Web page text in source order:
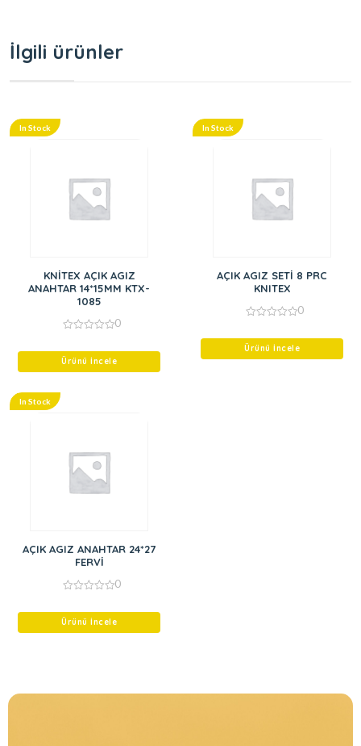
İlgili ürünler
In Stock
KNİTEX AÇIK AGIZ
ANAHTAR 14*15MM KTX-
1085
of
0
Ürünü İncele
In Stock
AÇIK AGIZ SETİ 8 PRC
KNITEX
of
0
Ürünü İncele
In Stock
AÇIK AGIZ ANAHTAR 24*27
FERVİ
of
0
Ürünü İncele